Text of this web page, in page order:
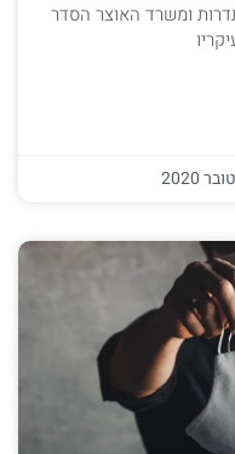
ומשרד האוצר הסדר